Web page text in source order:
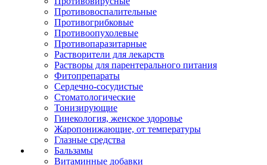
Противовоспалительные
Противогрибковые
Противоопухолевые
Противопаразитарные
Растворители для лекарств
Растворы для парентерального питания
Фитопрепараты
Сердечно-сосудистые
Стоматологические
Тонизирующие
Гинекология, женское здоровье
Жаропонижающие, от температуры
Глазные средства
Бальзамы
Витаминные добавки